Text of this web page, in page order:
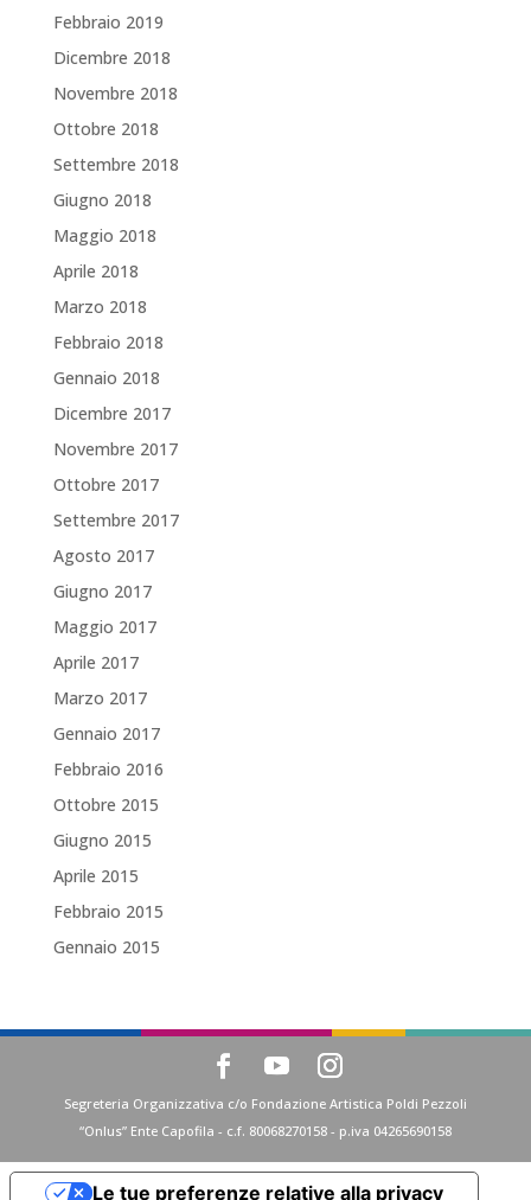
Febbraio 2019
Dicembre 2018
Novembre 2018
Ottobre 2018
Settembre 2018
Giugno 2018
Maggio 2018
Aprile 2018
Marzo 2018
Febbraio 2018
Gennaio 2018
Dicembre 2017
Novembre 2017
Ottobre 2017
Settembre 2017
Agosto 2017
Giugno 2017
Maggio 2017
Aprile 2017
Marzo 2017
Gennaio 2017
Febbraio 2016
Ottobre 2015
Giugno 2015
Aprile 2015
Febbraio 2015
Gennaio 2015
Segreteria Organizzativa c/o Fondazione Artistica Poldi Pezzoli
“Onlus” Ente Capofila - c.f. 80068270158 - p.iva 04265690158
Le tue preferenze relative alla privacy